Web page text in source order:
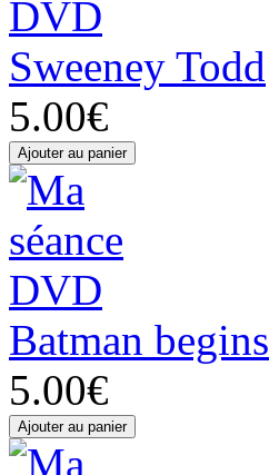
Sweeney Todd
5.00€
Batman begins
5.00€